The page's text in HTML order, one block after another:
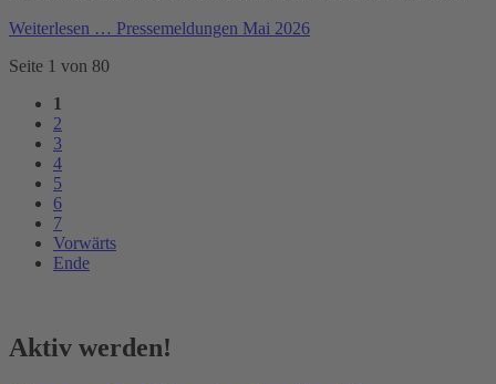
Weiterlesen … Pressemeldungen Mai 2026
Seite 1 von 80
1
2
3
4
5
6
7
Vorwärts
Ende
Aktiv werden!